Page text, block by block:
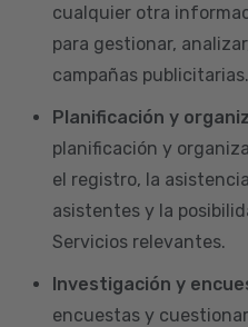
cualquier otra
para gestionar,
campañas publicitarias.
Planificación y
planificación y
el registro, la
asistentes y la
Servicios relevantes.
Investigación y
encuestas y